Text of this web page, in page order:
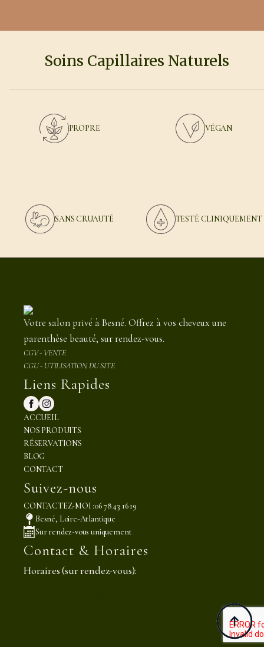
Soins Capillaires Naturels
PROPRE VÉGAN
SANS CRUAUTÉ TESTÉ CLINIQUEMENT
Votre salon privé à Besné. Offrez à vos cheveux une
parenthèse beauté, sur rendez-vous.
CGV - VENTE
CGU - UTILISATION DU SITE
Liens Rapides
ACCUEIL
NOS PRODUITS
RÉSERVATIONS
BLOG
CONTACT
Suivez-nous
CONTACTEZ-MOI :06 78 43 16 19
Besné, Loire-Atlantique
Sur rendez-vous uniquement
Contact & Horaires
Horaires (sur rendez-vous):